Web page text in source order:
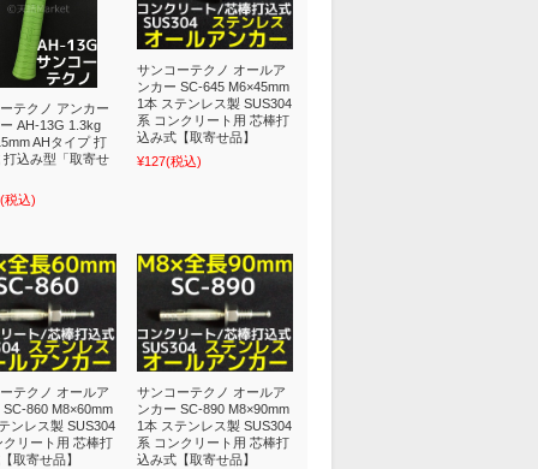
テクノ アンカー
AH-13G 1.3kg
AHタイプ 打
打込み型「取寄せ
(税込)
サンコーテクノ オールア
ンカー SC-645 M6×45mm
1本 ステンレス製 SUS304
系 コンクリート用 芯棒打
込み式【取寄せ品】
¥127(税込)
テクノ オールア
SC-860 M8×60mm
ンレス製 SUS304
クリート用 芯棒打
取寄せ品】
サンコーテクノ オールア
ンカー SC-890 M8×90mm
1本 ステンレス製 SUS304
系 コンクリート用 芯棒打
込み式【取寄せ品】